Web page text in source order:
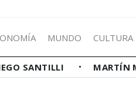
MUNDO CULTURA
SANTILLI MARTÍN